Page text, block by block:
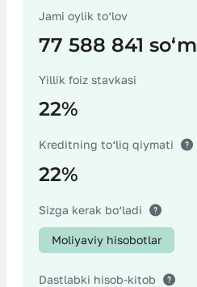
Notarius хarajatlari
Boshqa хarajatlar
Jami oylik to‘lov
77 588 841 soʻm
Yillik foiz stavkasi
22%
Kreditning to‘liq qiymati
22%
Sizga kerak bo‘ladi
Moliyaviy hisobotlar
Dastlabki hisob-kitob